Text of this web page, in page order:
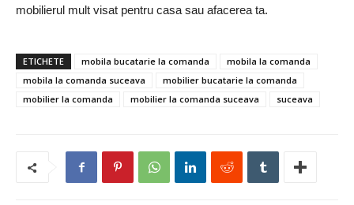
mobilierul mult visat pentru casa sau afacerea ta.
ETICHETE mobila bucatarie la comanda
mobila la comanda
mobila la comanda suceava
mobilier bucatarie la comanda
mobilier la comanda
mobilier la comanda suceava suceava